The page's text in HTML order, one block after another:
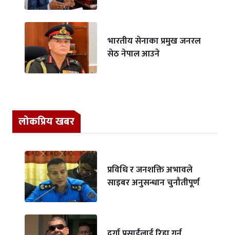
भारतीय सेनाका प्रमुख जनरल
सेठ नेपाल आउने
लोकप्रिय खबर
प्रविधि र जनशक्ति अभावले
साइबर अनुसन्धान चुनौतीपूर्ण